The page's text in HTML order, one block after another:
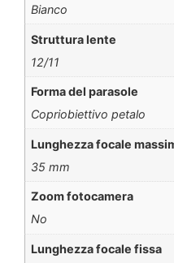
Bianco
Struttura lente
12/11
Forma del parasole
Copriobiettivo petalo
Lunghezza focale
35 mm
Zoom fotocamera
No
Lunghezza focale fissa